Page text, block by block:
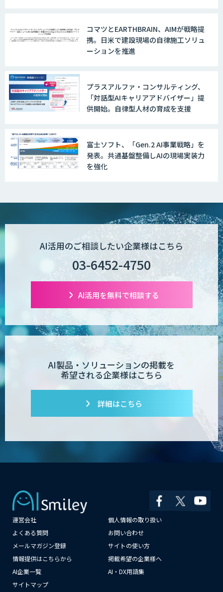
MAISTER™
収益最大化モデル
PriceRobo
コマツとEARTHBRAIN、AIMが戦略提
携。日米で建設現場の自律施工ソリュ
ーションを推進
プラスアルファ・コンサルティング、
「対話型AIキャリアアドバイザー」提
供開始。自律型人材の育成を支援
富士ソフト、「Gen.2 AI事業戦略」を
発表。共通基盤整備しAIの現場実装力
を強化
AI活用のご相談したい企業様はこちら
03-6452-4750
AI活用を無料で相談する
AI製品・ソリューションの掲載を
希望される企業様はこちら
詳細はこちら
運営会社
個人情報の取り扱い
よくある質問
お問い合わせ
メールマガジン登録
サイトの使い方
情報提供はこちらから
掲載希望の企業様へ
AI企業一覧
AI・DX用語集
サイトマップ